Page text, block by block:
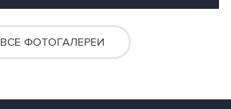
ВСЕ ФОТОГАЛЕРЕИ